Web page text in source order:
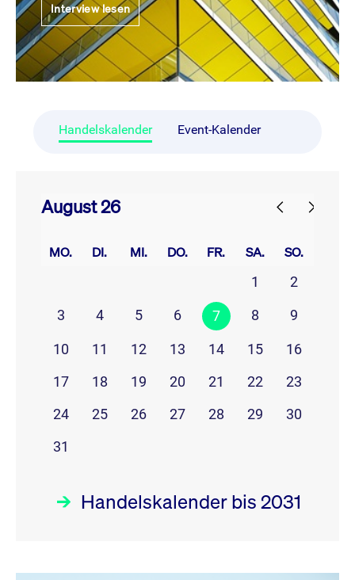
Interview lesen
Handelskalender Event-Kalender
August 26
MO. DI. MI. DO. FR. SA. SO.
1
2
3
4 5 6 7 8 9
10 11 12 13 14 15
16
17
18 19 20 21 22
23
24
25 26 27 28 29
30
31
Handelskalender bis 2031